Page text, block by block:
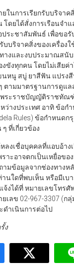
ในการเรียกรับบริจาค
ดยได้สั่งการเรือนจำ
ระชาสัมพันธ์ เพื่อขอรั
บบริจาคสิ่งของเครื่อง
างและงบประมาณสนั
ขังทุกคน โดยไม่เสียค่
นหนู สบู่ ยาสีฟัน แปรง
ตามมาตรฐานการดูแ
พระราชบัญญัติราชทัณฑ์
ว่างประเทศ อาทิ ข้อ
Rules) ข้อกำหนดกรุ
ๆ ที่เกี่ยวข้อง
งเชื่อบุคคลที่แอบอ้างเ
าะอาจตกเป็นเหยื่อข
มข้อมูลจากช่องทางห
ใดที่พบเห็น หรือมีเบ
งได้ที่ หมายเลขโทรศั
เลข 02-967-3307 (กลุ่
ำเนินการต่อไป
ง